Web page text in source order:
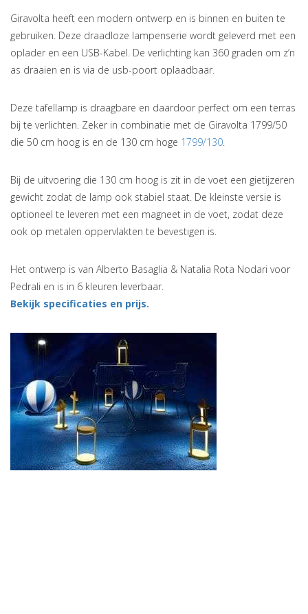
Giravolta heeft een modern ontwerp en is binnen en buiten te
gebruiken. Deze draadloze lampenserie wordt geleverd met een
oplader en een USB-Kabel. De verlichting kan 360 graden om z’n
as draaien en is via de usb-poort oplaadbaar.
Deze tafellamp is draagbare en daardoor perfect om een terras
bij te verlichten. Zeker in combinatie met de Giravolta 1799/50
die 50 cm hoog is en de 130 cm hoge 1799/130.
Bij de uitvoering die 130 cm hoog is zit in de voet een gietijzeren
gewicht zodat de lamp ook stabiel staat. De kleinste versie is
optioneel te leveren met een magneet in de voet, zodat deze
ook op metalen oppervlakten te bevestigen is.
Het ontwerp is van Alberto Basaglia & Natalia Rota Nodari voor
Pedrali en is in 6 kleuren leverbaar.
Bekijk specificaties en prijs.